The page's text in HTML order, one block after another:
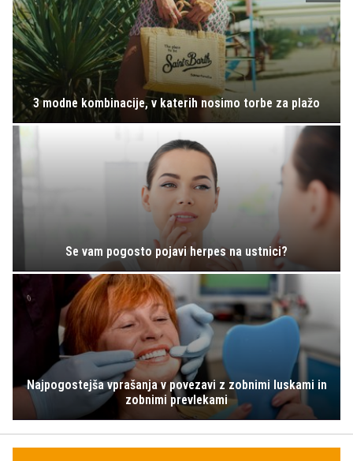
3 modne kombinacije, v katerih nosimo torbe za plažo
Se vam pogosto pojavi herpes na ustnici?
Najpogostejša vprašanja v povezavi z zobnimi luskami in
zobnimi prevlekami